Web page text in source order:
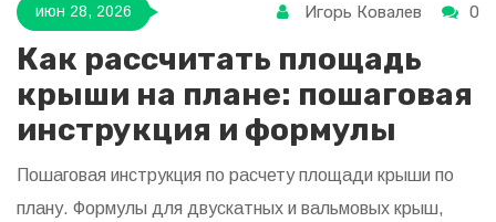
июн 28, 2026 Игорь Ковалев 0
Как рассчитать площадь
крыши на плане: пошаговая
инструкция и формулы
Пошаговая инструкция по расчету площади крыши по
плану. Формулы для двускатных и вальмовых крыш,